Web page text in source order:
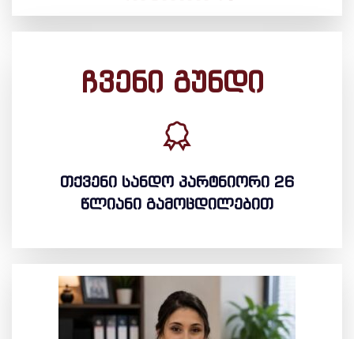
ჩვენი გუნდი
თქვენი სანდო პარტნიორი 26
წლიანი გამოცდილებით